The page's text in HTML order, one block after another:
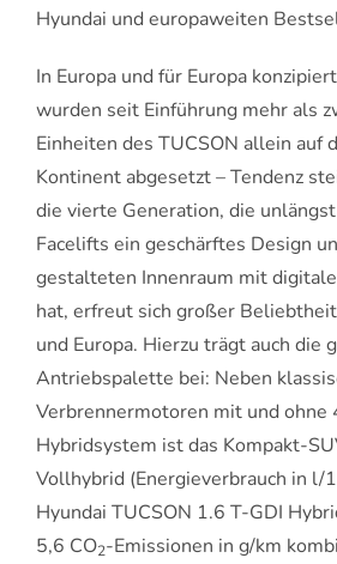
Hyundai und europaweiten
In Europa und für Europa
wurden seit Einführung mehr als
Einheiten des TUCSON allein auf
Kontinent abgesetzt – Tendenz
die vierte Generation, die
Facelifts ein geschärftes Design
gestalteten Innenraum mit
hat, erfreut sich großer
und Europa. Hierzu trägt auch die
Antriebspalette bei: Neben
Verbrennermotoren mit und ohne
Hybridsystem ist das Kompakt-
Vollhybrid (Energieverbrauch in l/
Hyundai TUCSON 1.6 T-GDI
5,6 CO2-Emissionen in g/km